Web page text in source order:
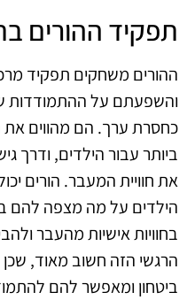
תפקיד ההורים
ההורים משחקים תפקיד
והשפעתם על ההתמודדות
כחסרת ערך. הם מהווים
ביותר עבור הילדים, ודרך
את חוויית המעבר. הורים
הילדים על מה מצפה להם
בחוויות אישיות מהעבר
הרגשי הזה חשוב מאוד,
ביטחון ומאפשר להם